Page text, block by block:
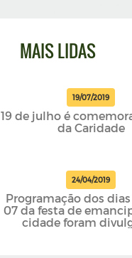
MAIS LIDAS
19/07/2019
19 de julho é
da Caridade
24/04/2019
Programação dos
07 da festa de
cidade foram